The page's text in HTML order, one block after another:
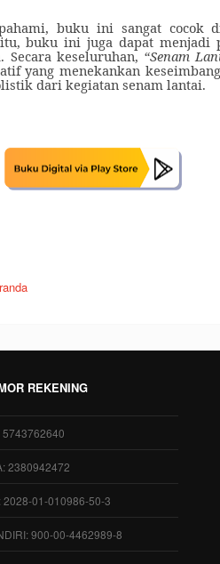
buku ini sangat cocok
buku ini juga dapat menjadi
keseluruhan, “Senam
yang menekankan
dari kegiatan senam lantai.
REKENING
5743762640
2380942472
2028-01-010986-50-3
900-00-4462989-8